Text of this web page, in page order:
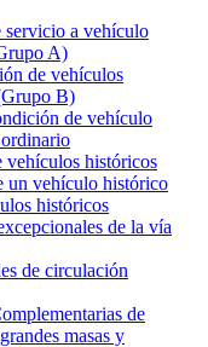
servicio a vehículo
A)
de vehículos
B)
de vehículo
vehículos históricos
un vehículo histórico
históricos
de la vía
de circulación
de
masas y